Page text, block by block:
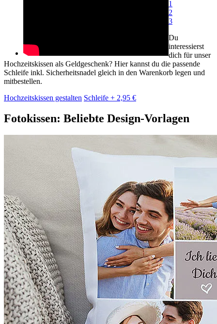
1
2
3
Du
interessierst
dich für unser
Hochzeitskissen als Geldgeschenk? Hier kannst du die passende
Schleife inkl. Sicherheitsnadel gleich in den Warenkorb legen und
mitbestellen.
Hochzeitskissen gestalten Schleife + 2,95 €
Fotokissen: Beliebte Design-Vorlagen